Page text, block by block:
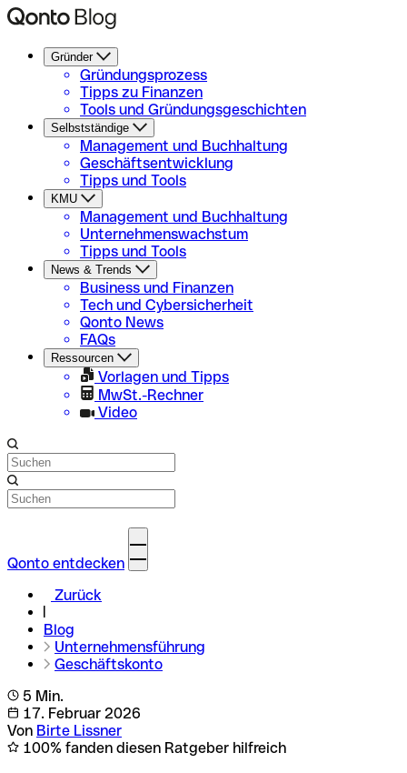
Gründer
Gründungsprozess
Tipps zu Finanzen
Tools und Gründungsgeschichten
Selbstständige
Management und Buchhaltung
Geschäftsentwicklung
Tipps und Tools
KMU
Management und Buchhaltung
Unternehmenswachstum
Tipps und Tools
News & Trends
Business und Finanzen
Tech und Cybersicherheit
Qonto News
FAQs
Ressourcen
Vorlagen und Tipps
MwSt.-Rechner
Video
Qonto entdecken
Zurück
Blog
Unternehmensführung
Geschäftskonto
5 Min.
17. Februar 2026
Von Birte Lissner
100% fanden diesen Ratgeber hilfreich